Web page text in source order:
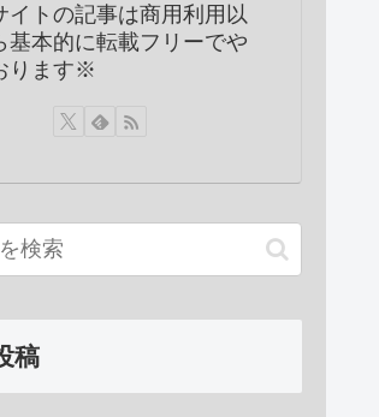
トの記事は商用利用以
基本的に転載フリーでや
ります※
稿